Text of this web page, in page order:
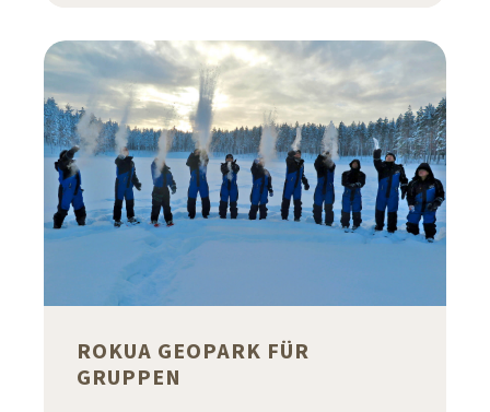
ROKUA GEOPARK FÜR
GRUPPEN